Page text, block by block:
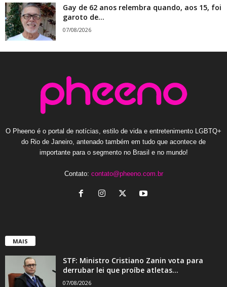
Gay de 62 anos relembra quando, aos 15, foi
garoto de...
07/08/2026
O Pheeno é o portal de notícias, estilo de vida e entretenimento LGBTQ+
do Rio de Janeiro, antenado também em tudo que acontece de
importante para o segmento no Brasil e no mundo!
Contato: contato@pheeno.com.br
MAIS
STF: Ministro Cristiano Zanin vota para
derrubar lei que proíbe atletas...
07/08/2026